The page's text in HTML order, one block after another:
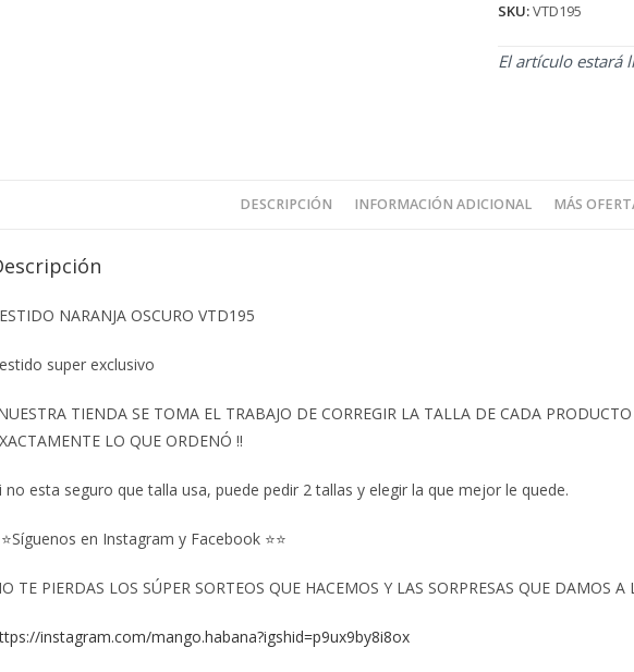
SKU:VTD195
El artículo estará
DESCRIPCIÓN INFORMACIÓN ADICIONAL MÁS
NARANJA OSCURO VTD195
super exclusivo
TIENDA SE TOMA EL TRABAJO DE CORREGIR LA TALLA DE CADA
LO QUE ORDENÓ ‼️
no esta seguro que talla usa, puede pedir 2 tallas y elegir la que mejor le quede.
en Instagram y Facebook ⭐⭐
TE PIERDAS LOS SÚPER SORTEOS QUE HACEMOS Y LAS SORPRESAS QUE DAMOS A
instagram.com/mango.habana?igshid=p9ux9by8i8ox